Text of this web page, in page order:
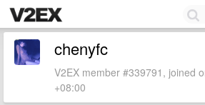
chenyfc
V2EX member #339791, joined
+08:00